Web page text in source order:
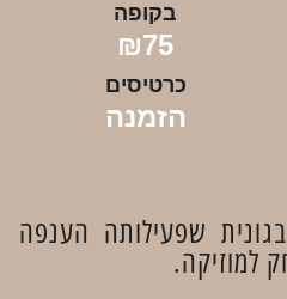
בקופה
₪75
כרטיסים
הזמנה
שפעילותה הענפה
למוזיקה.